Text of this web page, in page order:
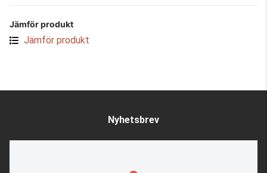
Jämför produkt
Jämför produkt
Nyhetsbrev